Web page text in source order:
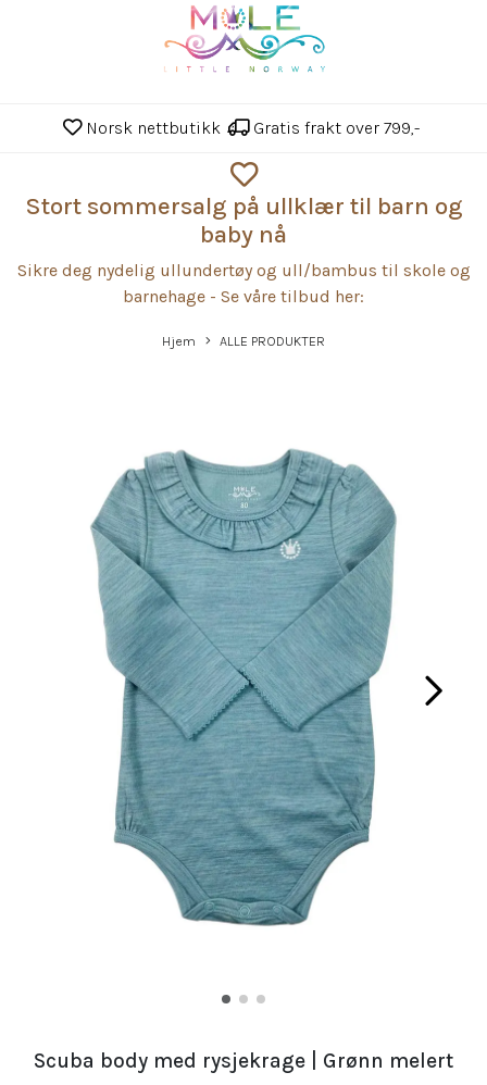
Norsk nettbutikk Gratis frakt over 799,-
Stort sommersalg på ullklær til barn og
baby nå
Sikre deg nydelig ullundertøy og ull/bambus til skole og
barnehage - Se våre tilbud her:
Hjem ALLE PRODUKTER
Scuba body med rysjekrage | Grønn melert